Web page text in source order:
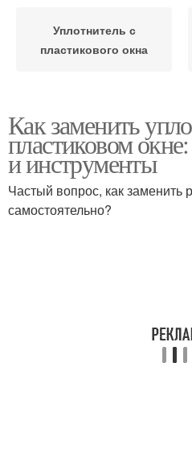
Уплотнитель с
пластикового окна
Новый уплотнитель
Уплотнитель на окно
Как заменить
пластиковом
и инструменты
Частый вопрос, как заменить
самостоятельно?